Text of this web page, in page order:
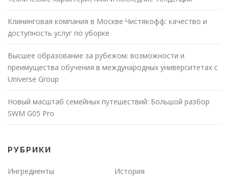
Клининговая компания в Москве Чистякофф: качество и
доступность услуг по уборке
Высшее образование за рубежом: возможности и
преимущества обучения в международных университетах с
Universe Group
Новый масштаб семейных путешествий: Большой разбор
SWM G05 Pro
РУБРИКИ
Ингредиенты
История